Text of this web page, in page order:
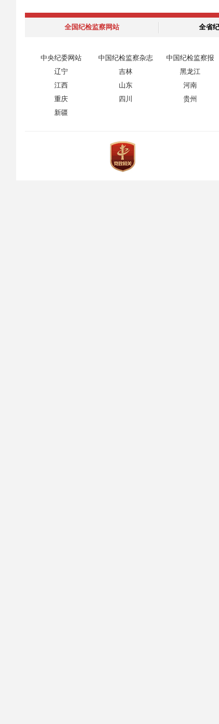
全国纪检监察网站 全省
中央纪委网站 中国纪检监察杂志
中国纪检监察报
辽宁
吉林
黑龙江
江西
山东
河南
重庆
四川
贵州
新疆